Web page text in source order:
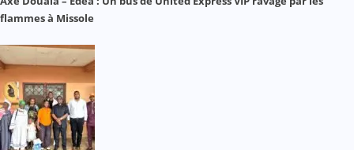
flammes à Missole